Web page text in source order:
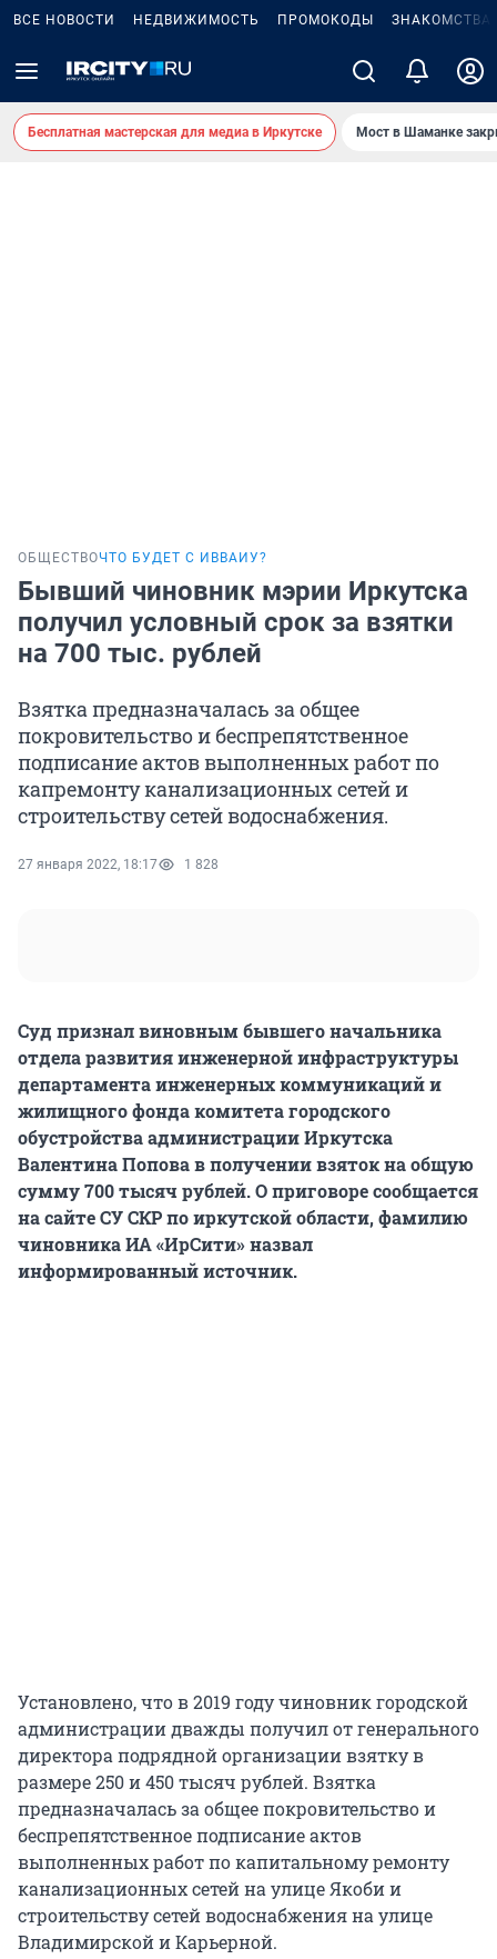
ВСЕ НОВОСТИ НЕДВИЖИМОСТЬ ПРОМОКОДЫ ЗНАКОМСТВА
Бесплатная мастерская для медиа в Иркутске Мост в Шаманке
ОБЩЕСТВОЧТО БУДЕТ С ИВВАИУ?
Бывший чиновник мэрии Иркутска
получил условный срок за взятки
на 700 тыс. рублей
Взятка предназначалась за общее
покровительство и беспрепятственное
подписание актов выполненных работ по
капремонту канализационных сетей и
строительству сетей водоснабжения.
27 января 2022, 18:17 1 828
Суд признал виновным бывшего начальника
отдела развития инженерной инфраструктуры
департамента инженерных коммуникаций и
жилищного фонда комитета городского
обустройства администрации Иркутска
Валентина Попова в получении взяток на общую
сумму 700 тысяч рублей. О приговоре сообщается
на сайте СУ СКР по иркутской области, фамилию
чиновника ИА «ИрСити» назвал
информированный источник.
Установлено, что в 2019 году чиновник городской
администрации дважды получил от генерального
директора подрядной организации взятку в
размере 250 и 450 тысяч рублей. Взятка
предназначалась за общее покровительство и
беспрепятственное подписание актов
выполненных работ по капитальному ремонту
канализационных сетей на улице Якоби и
строительству сетей водоснабжения на улице
Владимирской и Карьерной.